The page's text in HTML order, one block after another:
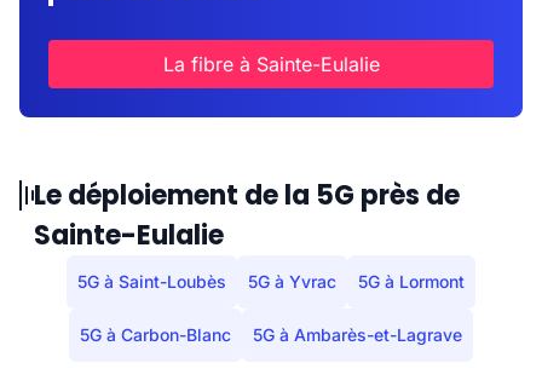
La fibre à Sainte-Eulalie
Le déploiement de la 5G près de
Sainte-Eulalie
5G à Saint-Loubès 5G à Yvrac 5G à Lormont
5G à Carbon-Blanc 5G à Ambarès-et-Lagrave